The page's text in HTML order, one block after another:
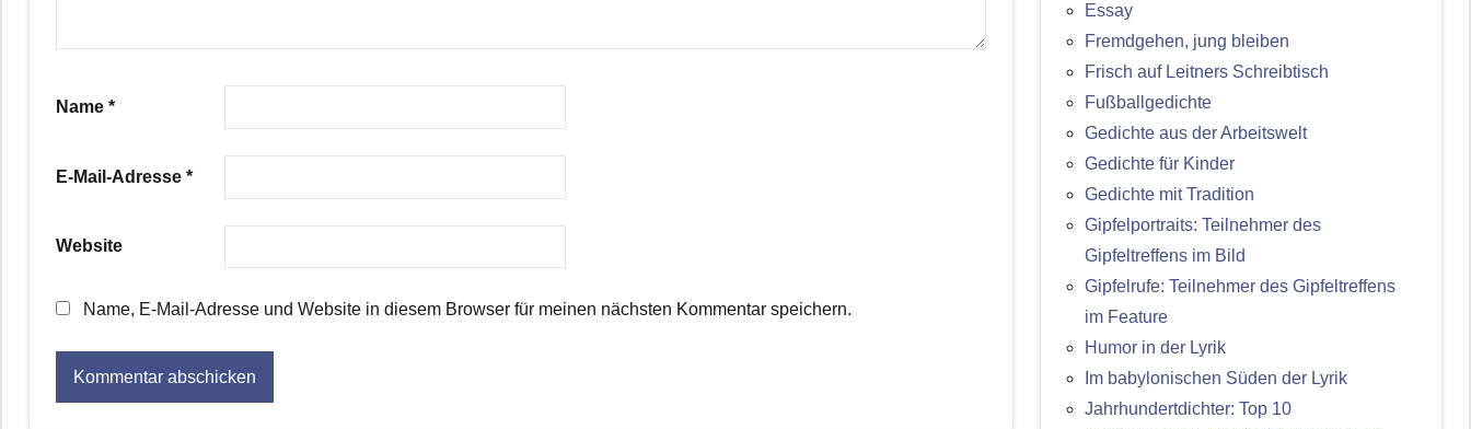
Name *
E-Mail-Adresse *
Website
Name, E-Mail-Adresse und Website in diesem Browser für meinen nächsten Kommentar speichern.
Essay
Fremdgehen, jung bleiben
Frisch auf Leitners Schreibtisch
Fußballgedichte
Gedichte aus der Arbeitswelt
Gedichte für Kinder
Gedichte mit Tradition
Gipfelportraits: Teilnehmer des
Gipfeltreffens im Bild
Gipfelrufe: Teilnehmer des Gipfeltreffens
im Feature
Humor in der Lyrik
Im babylonischen Süden der Lyrik
Jahrhundertdichter: Top 10